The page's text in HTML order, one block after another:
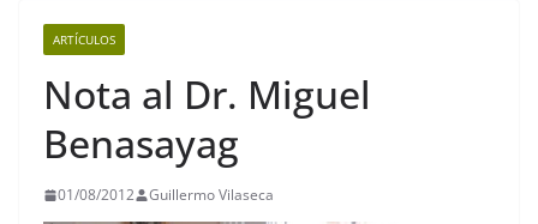
ARTÍCULOS
Nota al Dr. Miguel
Benasayag
01/08/2012 Guillermo Vilaseca